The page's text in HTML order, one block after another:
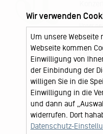
KJ
Unser
News
Wir verwenden
Um unsere
Webseite kommen
Einwilligung von
der Einbindung der
willigen Sie in die
Einwilligung in die
und dann auf
widerrufen. Dort
Datenschutz-